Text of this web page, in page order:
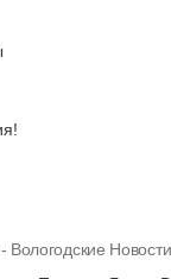
Вологодские